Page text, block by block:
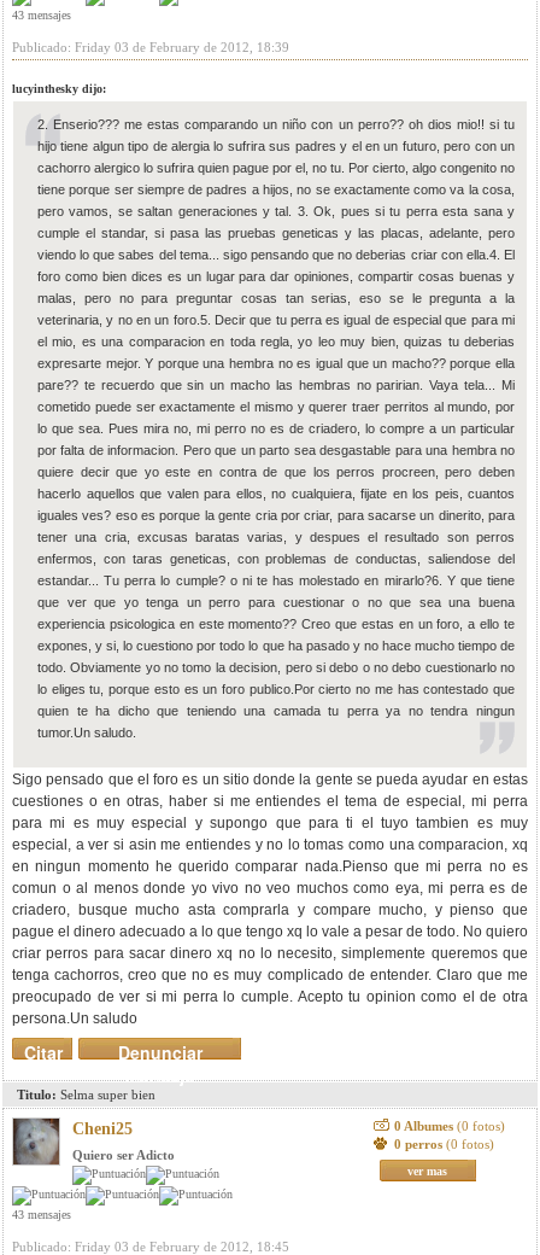
43 mensajes
Publicado: Friday 03 de February de 2012, 18:39
lucyinthesky dijo:
2. Enserio??? me estas comparando un niño con un perro?? oh dios mio!! si tu
hijo tiene algun tipo de alergia lo sufrira sus padres y el en un futuro, pero con un
cachorro alergico lo sufrira quien pague por el, no tu. Por cierto, algo congenito no
tiene porque ser siempre de padres a hijos, no se exactamente como va la cosa,
pero vamos, se saltan generaciones y tal. 3. Ok, pues si tu perra esta sana y
cumple el standar, si pasa las pruebas geneticas y las placas, adelante, pero
viendo lo que sabes del tema... sigo pensando que no deberias criar con ella.4. El
foro como bien dices es un lugar para dar opiniones, compartir cosas buenas y
malas, pero no para preguntar cosas tan serias, eso se le pregunta a la
veterinaria, y no en un foro.5. Decir que tu perra es igual de especial que para mi
el mio, es una comparacion en toda regla, yo leo muy bien, quizas tu deberias
expresarte mejor. Y porque una hembra no es igual que un macho?? porque ella
pare?? te recuerdo que sin un macho las hembras no paririan. Vaya tela... Mi
cometido puede ser exactamente el mismo y querer traer perritos al mundo, por
lo que sea. Pues mira no, mi perro no es de criadero, lo compre a un particular
por falta de informacion. Pero que un parto sea desgastable para una hembra no
quiere decir que yo este en contra de que los perros procreen, pero deben
hacerlo aquellos que valen para ellos, no cualquiera, fijate en los peis, cuantos
iguales ves? eso es porque la gente cria por criar, para sacarse un dinerito, para
tener una cria, excusas baratas varias, y despues el resultado son perros
enfermos, con taras geneticas, con problemas de conductas, saliendose del
estandar... Tu perra lo cumple? o ni te has molestado en mirarlo?6. Y que tiene
que ver que yo tenga un perro para cuestionar o no que sea una buena
experiencia psicologica en este momento?? Creo que estas en un foro, a ello te
expones, y si, lo cuestiono por todo lo que ha pasado y no hace mucho tiempo de
todo. Obviamente yo no tomo la decision, pero si debo o no debo cuestionarlo no
lo eliges tu, porque esto es un foro publico.Por cierto no me has contestado que
quien te ha dicho que teniendo una camada tu perra ya no tendra ningun
tumor.Un saludo.
Sigo pensado que el foro es un sitio donde la gente se pueda ayudar en estas
cuestiones o en otras, haber si me entiendes el tema de especial, mi perra
para mi es muy especial y supongo que para ti el tuyo tambien es muy
especial, a ver si asin me entiendes y no lo tomas como una comparacion, xq
en ningun momento he querido comparar nada.Pienso que mi perra no es
comun o al menos donde yo vivo no veo muchos como eya, mi perra es de
criadero, busque mucho asta comprarla y compare mucho, y pienso que
pague el dinero adecuado a lo que tengo xq lo vale a pesar de todo. No quiero
criar perros para sacar dinero xq no lo necesito, simplemente queremos que
tenga cachorros, creo que no es muy complicado de entender. Claro que me
preocupado de ver si mi perra lo cumple. Acepto tu opinion como el de otra
persona.Un saludo
Denunciar
mensaje
Citar
Titulo: Selma super bien
Cheni25
Quiero ser Adicto
43 mensajes
0 Albumes (0 fotos)
0 perros (0 fotos)
ver mas
Publicado: Friday 03 de February de 2012, 18:45